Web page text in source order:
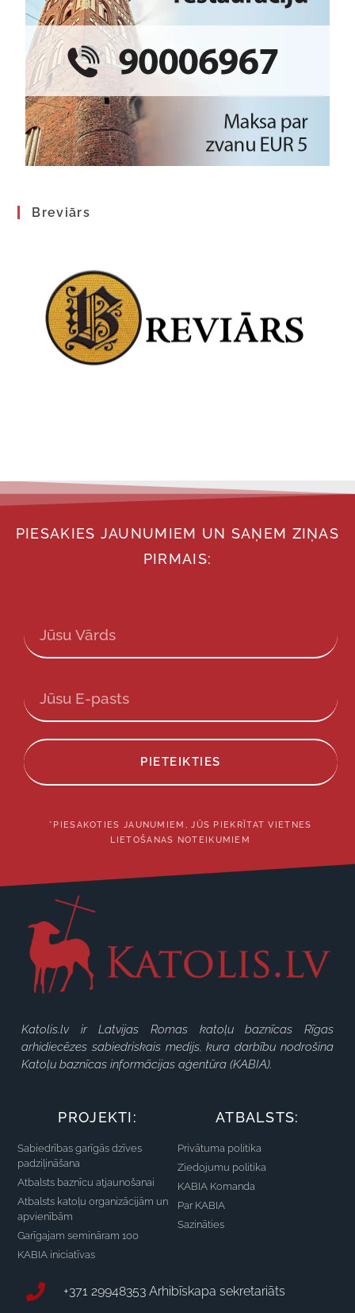
Breviārs
PIESAKIES JAUNUMIEM UN SAŅEM ZIŅAS
PIRMAIS:
PIETEIKTIES
*PIESAKOTIES JAUNUMIEM, JŪS PIEKRĪTAT VIETNES
LIETOŠANAS NOTEIKUMIEM
Katolis.lv ir Latvijas Romas katoļu baznīcas Rīgas
arhidiecēzes sabiedriskais medijs, kura darbību nodrošina
Katoļu baznīcas informācijas aģentūra (KABIA).
PROJEKTI:
Sabiedrības garīgās dzīves
padziļināšana
Atbalsts baznīcu atjaunošanai
Atbalsts katoļu organizācijām un
apvienībām
Garīgajam semināram 100
KABIA iniciatīvas
ATBALSTS:
Privātuma politika
Ziedojumu politika
KABIA Komanda
Par KABIA
Sazināties
+371 29948353 Arhibīskapa sekretariāts